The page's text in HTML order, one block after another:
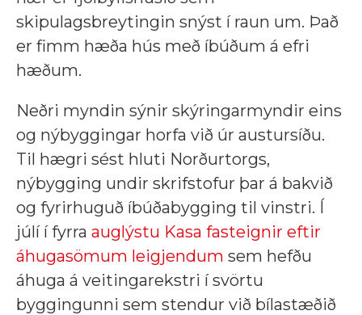
skipulagsbreytingin snýst í raun um. Það
er fimm hæða hús með íbúðum á efri
hæðum.
Neðri myndin sýnir skýringarmyndir eins
og nýbyggingar horfa við úr austursíðu.
Til hægri sést hluti Norðurtorgs,
nýbygging undir skrifstofur þar á bakvið
og fyrirhuguð íbúðabygging til vinstri. Í
júlí í fyrra auglýstu Kasa fasteignir eftir
áhugasömum leigjendum sem hefðu
áhuga á veitingarekstri í svörtu
byggingunni sem stendur við bílastæðið